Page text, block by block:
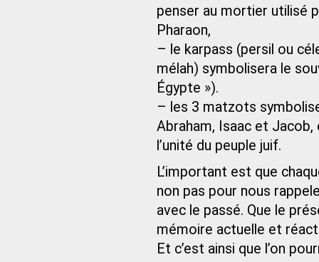
penser au mortier utilisé
Pharaon,
– le karpass (persil ou
mélah) symbolisera le
Égypte »).
– les 3 matzots
Abraham, Isaac et
l’unité du peuple juif.
L’important est que
non pas pour nous
avec le passé. Que le
mémoire actuelle et
Et c’est ainsi que l’on